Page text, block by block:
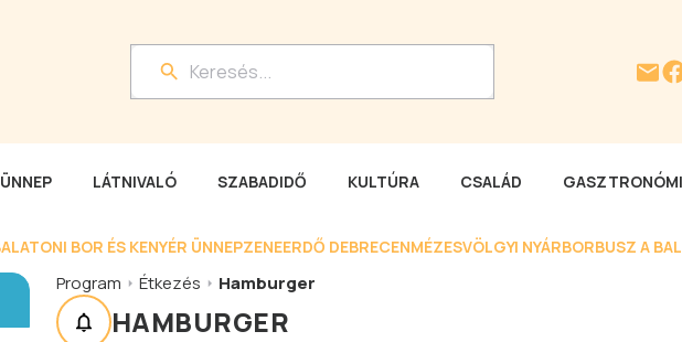
ÜNNEP LÁTNIVALÓ SZABADIDŐ KULTÚRA CSALÁD
BOR ÉS KENYÉR ÜNNEPZENEERDŐ DEBRECENMÉZESVÖLGYI NYÁRBORBUSZ A
Program Étkezés Hamburger
HAMBURGER